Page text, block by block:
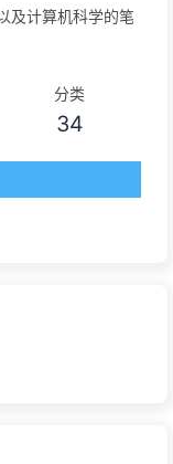
及计算机科学的笔
分类
34